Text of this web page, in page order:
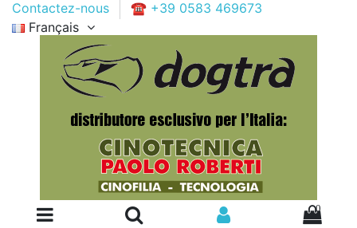
Contactez-nous
☎ +39 0583 469673
Français
0